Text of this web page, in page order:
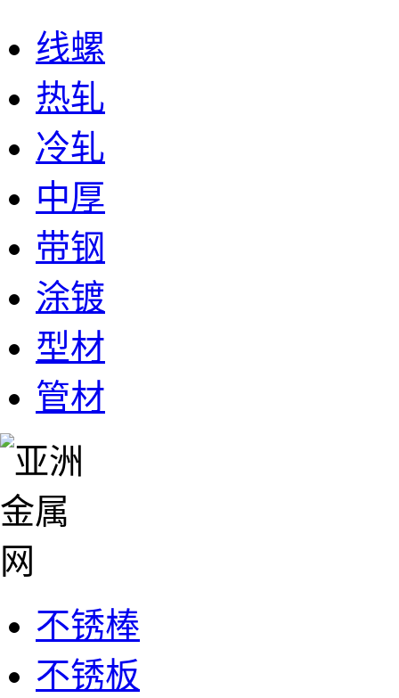
线螺
热轧
冷轧
中厚
带钢
涂镀
型材
管材
不锈棒
不锈板